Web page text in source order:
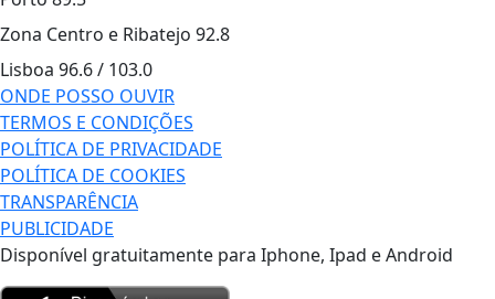
Zona Centro e Ribatejo 92.8
Lisboa 96.6 / 103.0
ONDE POSSO OUVIR
TERMOS E CONDIÇÕES
POLÍTICA DE PRIVACIDADE
POLÍTICA DE COOKIES
TRANSPARÊNCIA
PUBLICIDADE
Disponível gratuitamente para Iphone, Ipad e Android